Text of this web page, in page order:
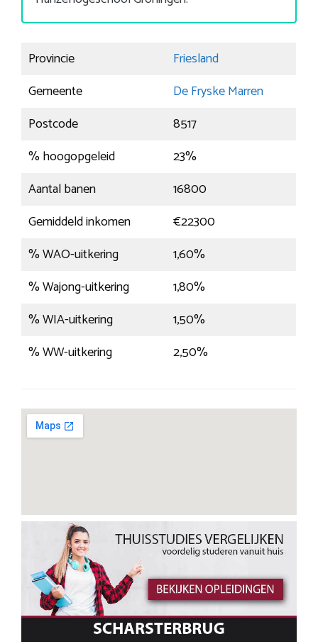
Provincie
Friesland
Gemeente
De Fryske Marren
Postcode
8517
% hoogopgeleid
23%
Aantal banen
16800
Gemiddeld inkomen
€22300
% WAO-uitkering
1,60%
% Wajong-uitkering
1,80%
% WIA-uitkering
1,50%
% WW-uitkering
2,50%